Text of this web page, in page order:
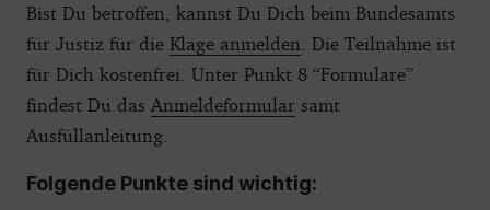
Bist Du betroffen, kannst Du Dich beim Bundesamts
für Justiz für die Klage anmelden. Die Teilnahme ist
für Dich kostenfrei. Unter Punkt 8 “Formulare”
findest Du das Anmeldeformular samt
Ausfüllanleitung.
Folgende Punkte sind wichtig: